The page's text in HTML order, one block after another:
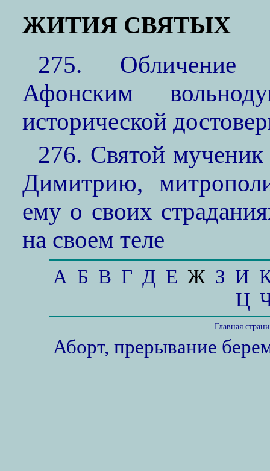
ЖИТИЯ СВЯТЫХ
275. Обличение
Афонским
исторической
276. Святой
Димитрию,
ему о своих
на своем теле
А Б В Г Д Е Ж З И
Ц
Главная
Аборт, прерывание